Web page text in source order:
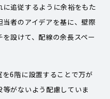
追従するように余裕をもた
者のアイデアを基に、壁際
設けて、配線の余長スペー
を6階に設置することで万が
がないよう配慮していま